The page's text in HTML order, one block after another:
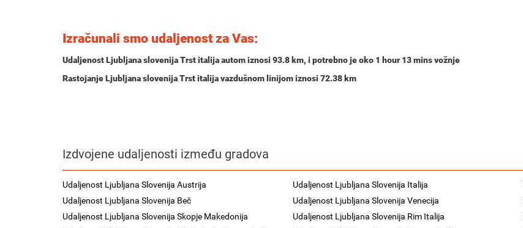
Izračunali smo udaljenost za Vas:
Udaljenost Ljubljana slovenija Trst italija autom iznosi 93.8 km, i potrebno je oko 1 hour 13 minsvožnje
Rastojanje Ljubljana slovenija Trst italija vazdušnom linijom iznosi 72.38 km
Izdvojene udaljenosti između gradova
Udaljenost Ljubljana Slovenija Austrija Udaljenost Ljubljana Slovenija Italija
Udaljenost Ljubljana Slovenija Beč
Udaljenost Ljubljana Slovenija Venecija
Udaljenost Ljubljana Slovenija Skopje Makedonija
Udaljenost Ljubljana Slovenija Rim Italija